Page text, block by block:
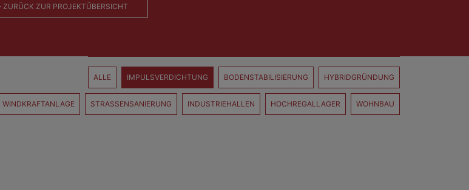
ZURÜCK ZUR PROJEKTÜBERSICHT
ALLE IMPULSVERDICHTUNG BODENSTABILISIERUNG HYBRIDGRÜNDUNG
WINDKRAFTANLAGE STRASSENSANIERUNG INDUSTRIEHALLEN HOCHREGALLAGER WOHNBAU